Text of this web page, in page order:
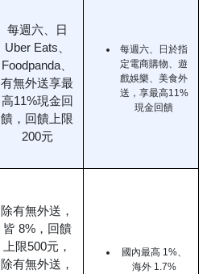
每週六、日
Uber Eats、
Foodpanda、
有無外送享最
高11%現金回
饋，回饋上限
200元
每週六、日於指
定電商購物、遊
戲娛樂、美食外
送，享最高11%
現金回饋
除有無外送，
皆 8%，回饋
上限500元，
除有無外送，
國內最高 1%、
海外 1.7%